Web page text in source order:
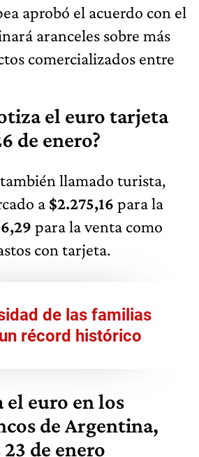
aprobó el acuerdo con el
aranceles sobre más
comercializados entre
el euro tarjeta
de enero?
llamado turista,
a $2.275,16 para la
para la venta como
con tarjeta.
de las familias
récord histórico
el euro en los
de Argentina,
de enero